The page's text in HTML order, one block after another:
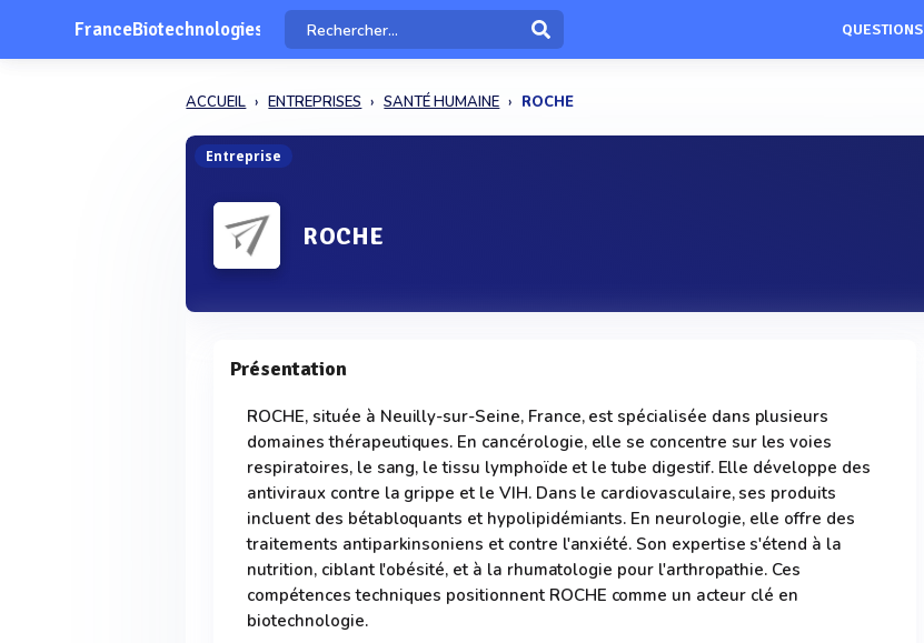
FranceBiotechnologies QUESTIONS
ACCUEIL ENTREPRISES SANTÉ HUMAINE ROCHE
Entreprise
ROCHE
Présentation
ROCHE, située à Neuilly-sur-Seine, France, est spécialisée dans plusieurs
domaines thérapeutiques. En cancérologie, elle se concentre sur les voies
respiratoires, le sang, le tissu lymphoïde et le tube digestif. Elle développe des
antiviraux contre la grippe et le VIH. Dans le cardiovasculaire, ses produits
incluent des bétabloquants et hypolipidémiants. En neurologie, elle offre des
traitements antiparkinsoniens et contre l'anxiété. Son expertise s'étend à la
nutrition, ciblant l'obésité, et à la rhumatologie pour l'arthropathie. Ces
compétences techniques positionnent ROCHE comme un acteur clé en
biotechnologie.